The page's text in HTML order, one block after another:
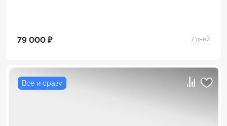
79 000 ₽ 7 дней
Всё и сразу